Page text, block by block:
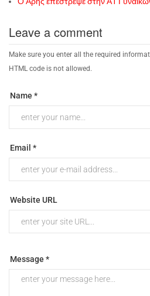
Leave a comment
Make sure you enter all the required
HTML code is not allowed.
Name *
Email *
Website URL
Message *